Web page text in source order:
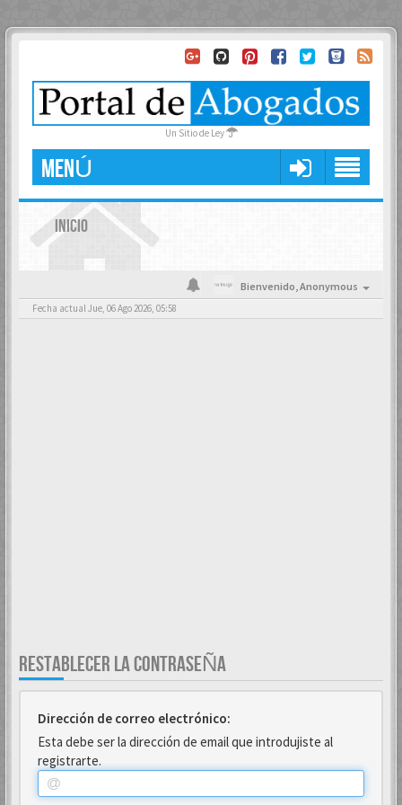
Un Sitio de Ley
MENÚ
INICIO
Bienvenido,Anonymous
Fecha actual Jue, 06 Ago 2026, 05:58
RESTABLECER LA CONTRASEÑA
Dirección de correo electrónico:
Esta debe ser la dirección de email que introdujiste al
registrarte.